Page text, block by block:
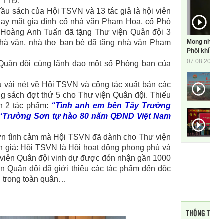
sách của Hội TSVN và 13 tác giả là hội viên
mặt gia đình cố nhà văn Phạm Hoa, cố Phó
Anh Tuấn đã tặng Thư viện Quân đội 3
văn, nhà thơ bạn bè đã tặng nhà văn Phạm
đội cùng lãnh đạo một số Phòng ban của
nét về Hội TSVN và công tác xuất bản các
sách đợt thứ 5 cho Thư viện Quân đội. Thiếu
2 tác phẩm: “Tình anh em bên Tây Trường
Sơn tự hào 80 năm QĐND Việt Nam
cảm mà Hội TSVN đã dành cho Thư viện
giá: Hội TSVN là Hội hoạt động phong phú và
Quân đội vinh dự được đón nhận gần 1000
Quân đội đã giới thiệu các tác phẩm đến độc
trong toàn quân…
Mong
Phối
THÔNG